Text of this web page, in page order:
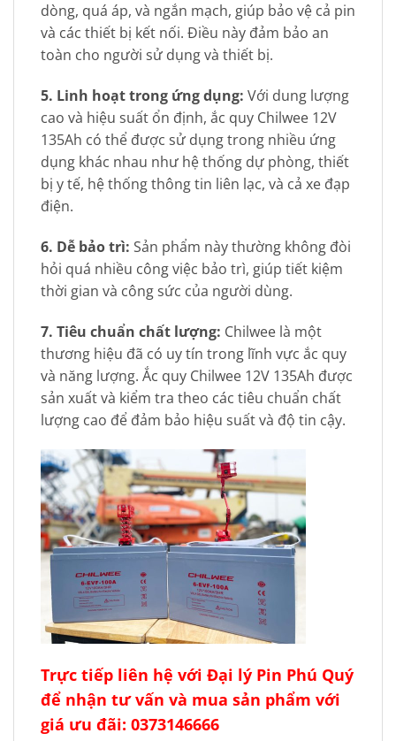
dòng, quá áp, và ngắn mạch, giúp bảo vệ cả pin
và các thiết bị kết nối. Điều này đảm bảo an
toàn cho người sử dụng và thiết bị.
5. Linh hoạt trong ứng dụng: Với dung lượng
cao và hiệu suất ổn định, ắc quy Chilwee 12V
135Ah có thể được sử dụng trong nhiều ứng
dụng khác nhau như hệ thống dự phòng, thiết
bị y tế, hệ thống thông tin liên lạc, và cả xe đạp
điện.
6. Dễ bảo trì: Sản phẩm này thường không đòi
hỏi quá nhiều công việc bảo trì, giúp tiết kiệm
thời gian và công sức của người dùng.
7. Tiêu chuẩn chất lượng: Chilwee là một
thương hiệu đã có uy tín trong lĩnh vực ắc quy
và năng lượng. Ắc quy Chilwee 12V 135Ah được
sản xuất và kiểm tra theo các tiêu chuẩn chất
lượng cao để đảm bảo hiệu suất và độ tin cậy.
Trực tiếp liên hệ với Đại lý Pin Phú Quý
để nhận tư vấn và mua sản phẩm với
giá ưu đãi: 0373146666